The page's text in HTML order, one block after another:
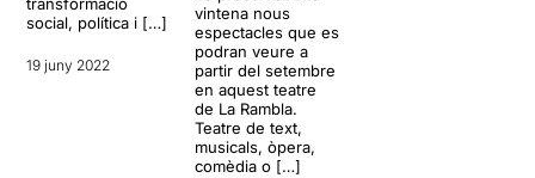
social, política i […]
19 juny 2022
vintena nous
espectacles que es
podran veure a
partir del setembre
en aquest teatre
de La Rambla.
Teatre de text,
musicals, òpera,
comèdia o […]